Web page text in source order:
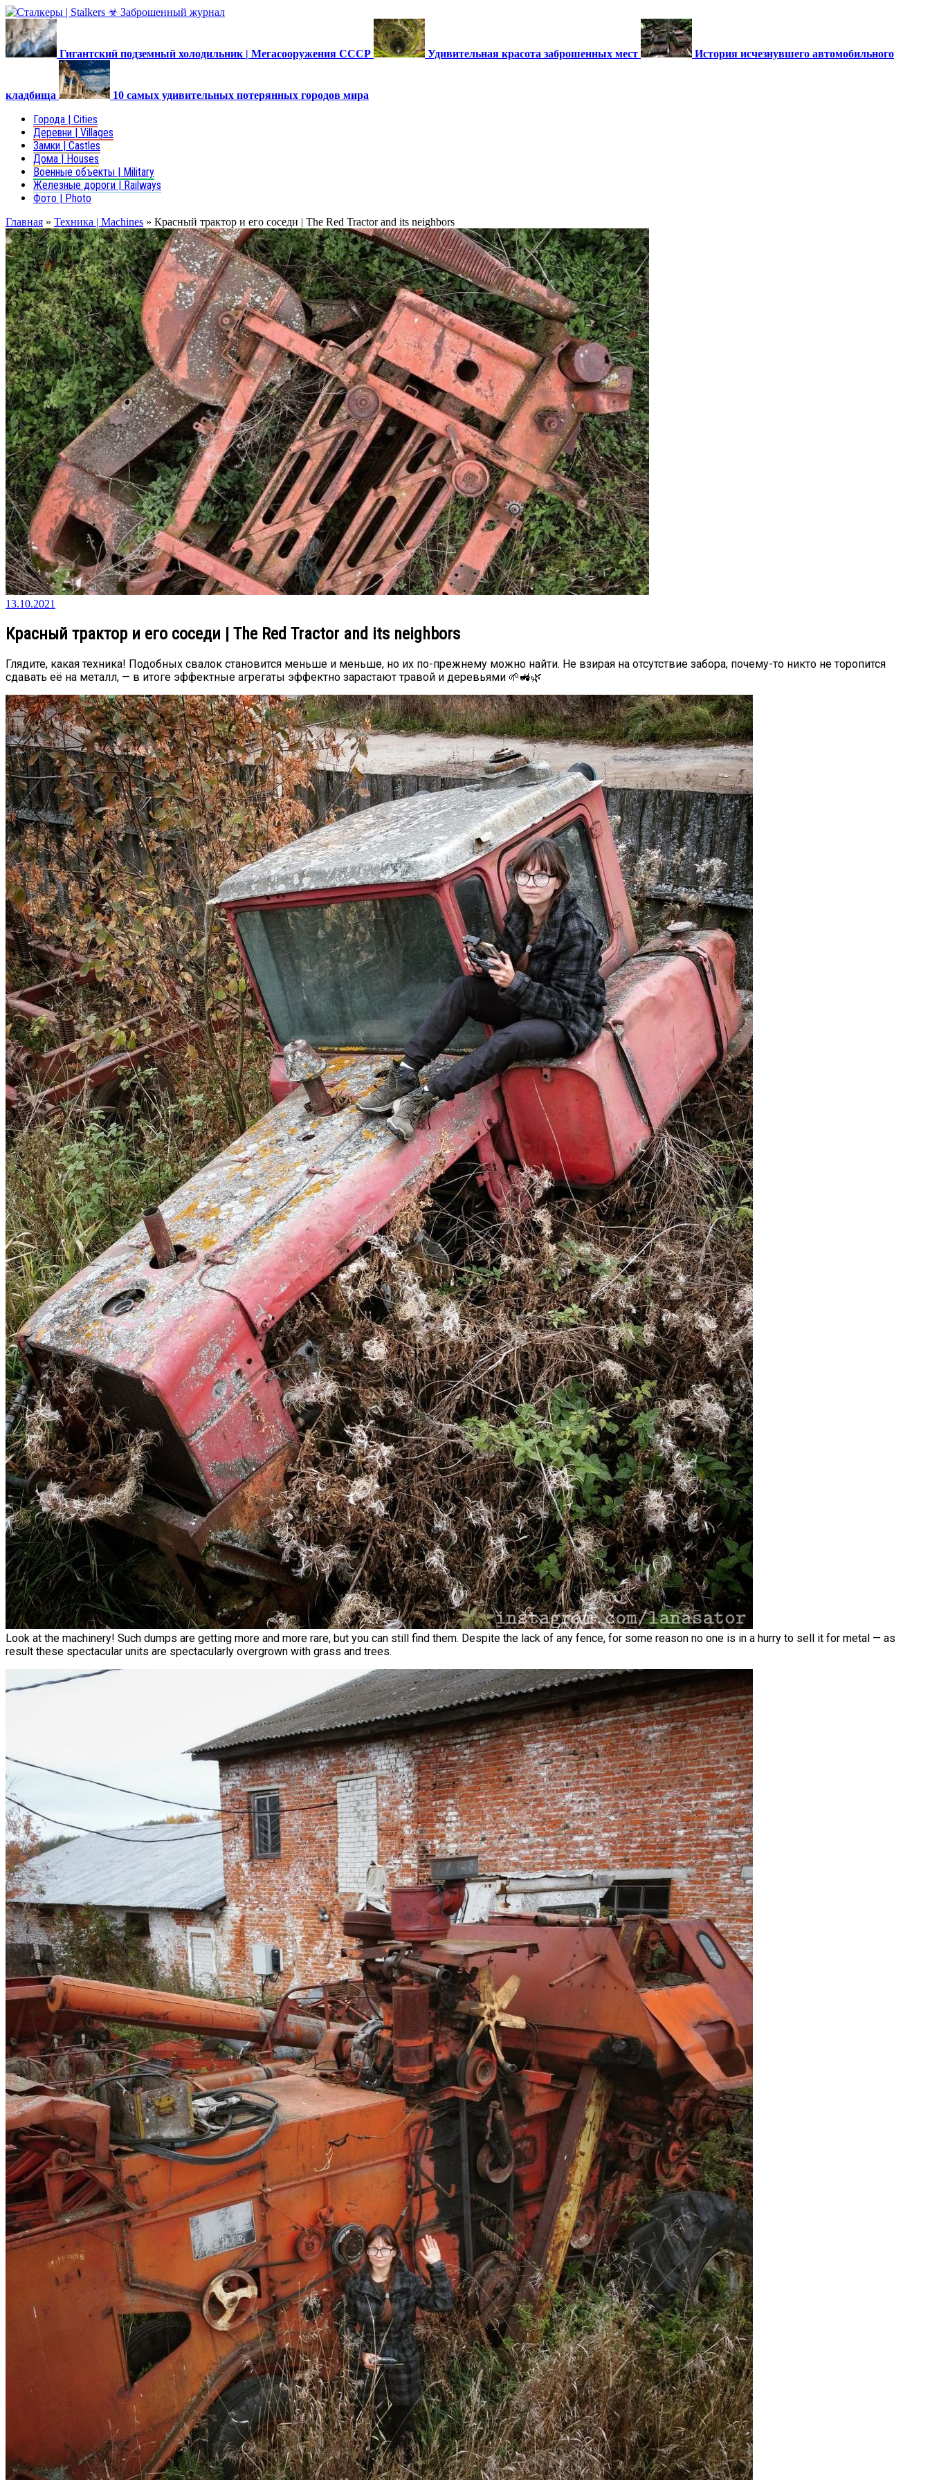
Гигантский подземный холодильник | Мегасооружения СССР Удивительная красота заброшенных мест История исчезнувшего автомобильного
кладбища 10 самых удивительных потерянных городов мира
Города | Cities
Деревни | Villages
Замки | Castles
Дома | Houses
Военные объекты | Military
Железные дороги | Railways
Фото | Photo
Главная » Техника | Machines » Красный трактор и его соседи | The Red Tractor and its neighbors
13.10.2021
Красный трактор и его соседи | The Red Tractor and its neighbors
Глядите, какая техника! Подобных свалок становится меньше и меньше, но их по-прежнему можно найти. Не взирая на отсутствие забора, почему-то никто не торопится
сдавать её на металл, — в итоге эффектные агрегаты эффектно зарастают травой и деревьями 🌱🚜🌿
Look at the machinery! Such dumps are getting more and more rare, but you can still find them. Despite the lack of any fence, for some reason no one is in a hurry to sell it for metal — as
result these spectacular units are spectacularly overgrown with grass and trees.